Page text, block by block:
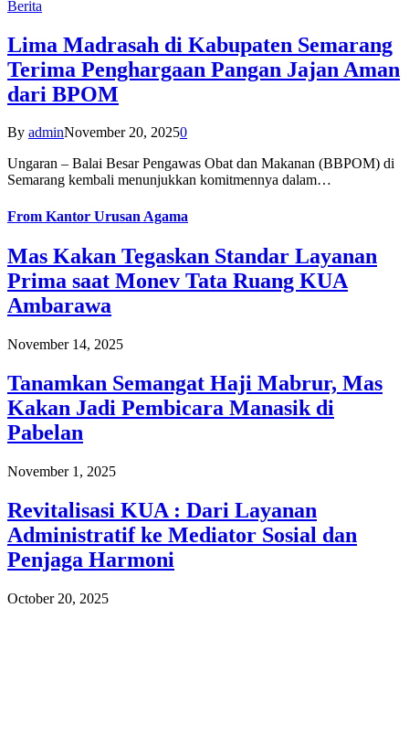
Berita
Lima Madrasah di Kabupaten Semarang
Terima Penghargaan Pangan Jajan Aman
dari BPOM
By adminNovember 20, 20250
Ungaran – Balai Besar Pengawas Obat dan Makanan (BBPOM) di
Semarang kembali menunjukkan komitmennya dalam…
From Kantor Urusan Agama
Mas Kakan Tegaskan Standar Layanan
Prima saat Monev Tata Ruang KUA
Ambarawa
November 14, 2025
Tanamkan Semangat Haji Mabrur, Mas
Kakan Jadi Pembicara Manasik di
Pabelan
November 1, 2025
Revitalisasi KUA : Dari Layanan
Administratif ke Mediator Sosial dan
Penjaga Harmoni
October 20, 2025